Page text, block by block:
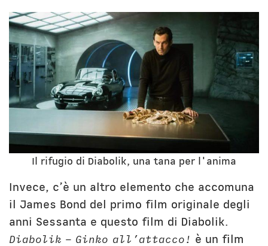
Il rifugio di Diabolik, una tana per l'anima
Invece, c’è un altro elemento che accomuna
il James Bond del primo film originale degli
anni Sessanta e questo film di Diabolik.
Diabolik – Ginko all’attacco! è un film